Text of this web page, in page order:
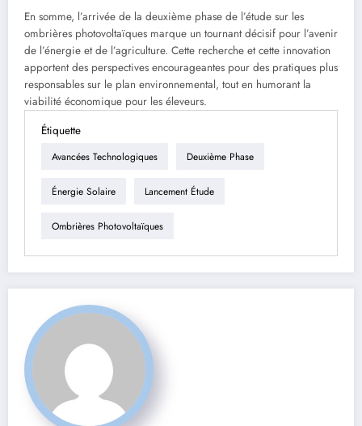
En somme, l’arrivée de la deuxième phase de l’étude sur les
ombrières photovoltaïques marque un tournant décisif pour l’avenir
de l’énergie et de l’agriculture. Cette recherche et cette innovation
apportent des perspectives encourageantes pour des pratiques plus
responsables sur le plan environnemental, tout en humorant la
viabilité économique pour les éleveurs.
Étiquette
Avancées Technologiques Deuxième Phase
Énergie Solaire Lancement Étude
Ombrières Photovoltaïques